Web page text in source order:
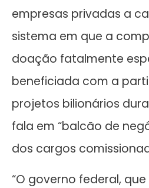
empresas privadas a
sistema em que a
doação fatalmente
beneficiada com a
projetos bilionários
fala em “balcão de
dos cargos
“O governo federal,